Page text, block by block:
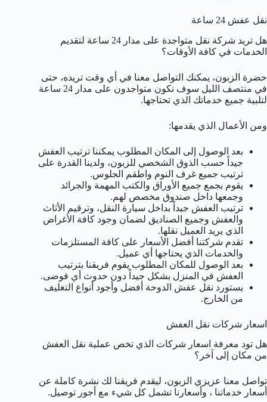
نقل عفش 24 ساعة
هل تريد شركة نقل متواجدة على مدار 24 ساعة لتقديم
الخدمات في كافة الأوقات؟
حضرة الزبون، يمكنك التواصل معنا في أي وقت تريده، حتى
في منتصف الليل سوف نكون متواجدون على مدار 24 ساعة
لتلبية جميع خدماتك الذي تحتاجها.
ومن الأعمال الذي يقدمها:
بعد الوصول إلى المكان المطلوب يمكننا ترتيب العفش
جيداً حسب الذوق الشخصي للزبون، ولدينا القدرة على
ترتيب جميع غرف النوم واطقم الجلوس.
يقوم بجمع جميع الأوراق والكتب المهمة والجرائد
وجمعها داخل صندوق مخصص لهم.
ترتيب العفش جيداً بداخل سيارة النقل، وترقيم الأثاث
والعفش وجميع الصناديق لضمان وجود كافة الأغراض
الذي يريد العميل نقلها.
تقدم شركتنا أفضل الأسعار على كافة المستلزمات
والخدمات الذي يحتاجها أي عميل.
بعد الوصول للمكان المطلوب يقوم فريقنا بترتيب
العفش في المنزل بشكل جيداً دون حدوث أي فوضى.
يستورد نقل عفش الدوحة أفضل وأجود أنواع التغليف
من الخارج.
اسعار شركات نقل العفش
هل تود معرفة اسعار شركات الذي تخص عملية نقل العفش
من مكان إلى آخر؟
تواصل معنا عزيزي الزبون، ليقدم فريقنا لك نشرة كاملة عن
أسعار خدماتنا ، وأسعارنا تشمل كل شيء مع أجور توصيل.